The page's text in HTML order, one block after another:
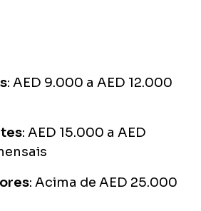
: AED 9.000 a AED 12.000
: AED 15.000 a AED
: Acima de AED 25.000